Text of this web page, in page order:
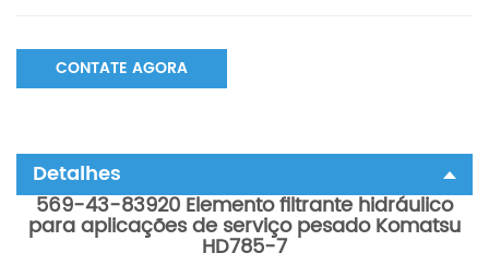
CONTATE AGORA
Detalhes
569-43-83920 Elemento filtrante hidráulico
para aplicações de serviço pesado Komatsu
HD785-7